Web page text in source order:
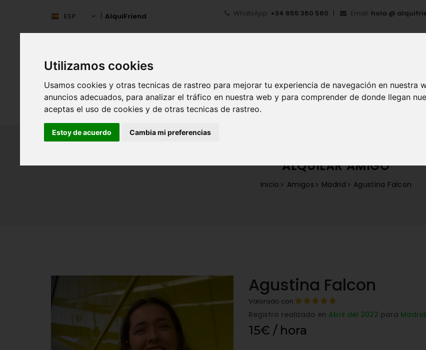
Utilizamos cookies
Usamos cookies y otras tecnicas de rastreo para mejorar tu experiencia de navegación en nuestra
anuncios adecuados, para analizar el tráfico en nuestra web y para comprender de donde llegan
aceptas el uso de cookies y de otras tecnicas de rastreo.
Estoy de acuerdo Cambia mi preferencias
ESP AlquiFriend WhatsApp: +34 655 360 560 Email: hola @
ESPAÑA INICIO ¿QUÉ ES ALQUIFRIEND?
ALQUILAR AMIGO
Inicio Amigos Madrid Agustina Falcon
Agustina Falcon
Valorado con
Registro realizado en Abril del 2022 para Madrid
15€ / hora